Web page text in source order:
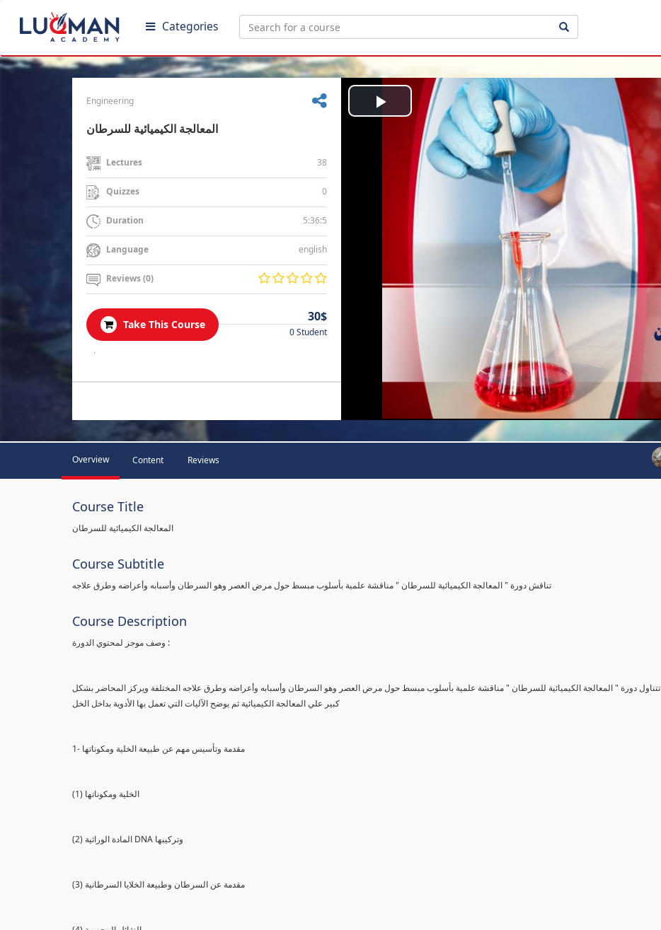
Categories
Engineering
المعالجة الكيميائية للسرطان
Lectures 38
Quizzes 0
Duration 5:36:5
Language english
Reviews (0)
Take This Course
30$
0 Student
.
Play
Video
Overview Content Reviews
Course Title
المعالجة الكيميائية للسرطان
Course Subtitle
تناقش دورة " المعالجة الكيميائية للسرطان " مناقشة علمية بأسلوب مبسط حول مرض العصر وهو السرطان وأسبابه وأعراضه وطرق علاجه
Course Description
وصف موجز لمحتوي الدورة :
تتناول دورة " المعالجة الكيميائية للسرطان " مناقشة علمية بأسلوب مبسط حول مرض العصر وهو السرطان وأسبابه وأعراضه وطرق علاجه المختلفة ويركز المحاضر بشكل
كبير علي المعالجة الكيميائية ثم يوضح الآليات التي تعمل بها الأدوية بداخل الخل
1- مقدمة وتأسيس مهم عن طبيعة الخلية ومكوناتها
(1) الخلية ومكوناتها
(2) المادة الوراثية DNA وتركيبها
(3) مقدمة عن السرطان وطبيعة الخلايا السرطانية